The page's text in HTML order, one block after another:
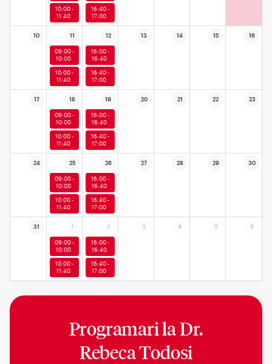
10:00 -
11:40
16:40 -
17:00
10 11 12 13 14 15 16
09:00 -
10:00
16:00 -
16:40
10:00 -
11:40
16:40 -
17:00
17 18 19 20 21 22 23
09:00 -
10:00
16:00 -
16:40
10:00 -
11:40
16:40 -
17:00
24 25 26 27 28 29 30
09:00 -
10:00
16:00 -
16:40
10:00 -
11:40
16:40 -
17:00
31 1 2 3 4 5 6
09:00 -
10:00
16:00 -
16:40
10:00 -
11:40
16:40 -
17:00
Programari laDr.
Rebeca Todosi